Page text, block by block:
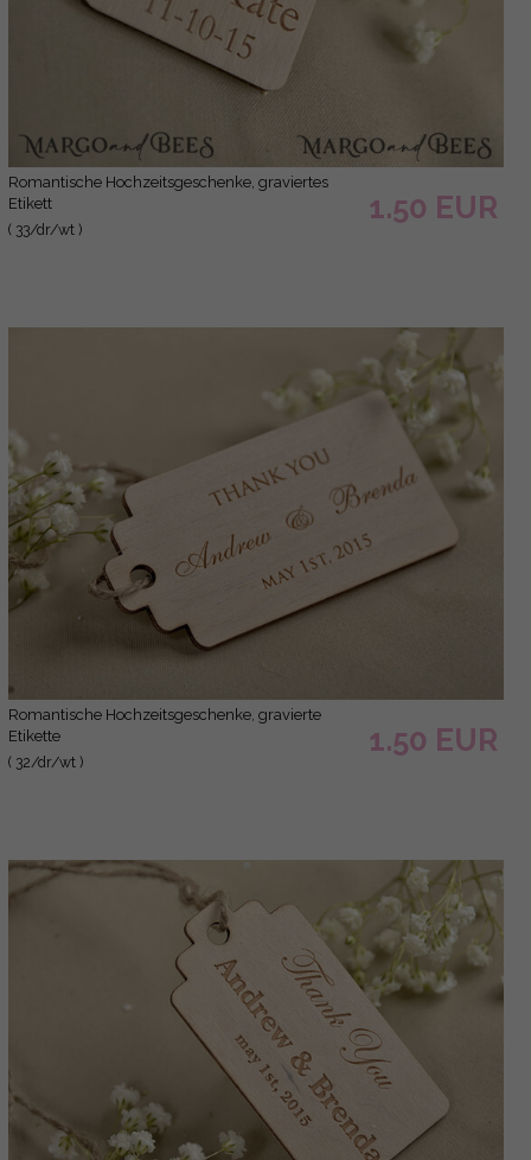
romantische Hochzeitsgeschenke, graviertes
Etikett
( 33/dr/wt )
1.50 EUR
romantische Hochzeitsgeschenke, gravierte
Etikette
( 32/dr/wt )
1.50 EUR